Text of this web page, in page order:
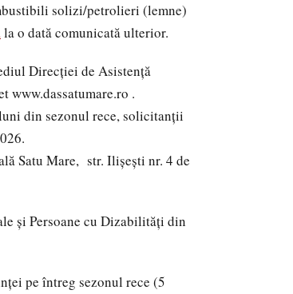
solizi/petrolieri (lemne)
la o dată comunicată ulterior.
Direcției de Asistență
www.dassatumare.ro .
din sezonul rece, solicitanții
Satu Mare, str. Ilișești nr. 4 de
și Persoane cu Dizabilități din
pe întreg sezonul rece (5